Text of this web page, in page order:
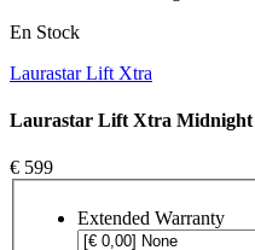
En Stock
Laurastar Lift Xtra
Laurastar Lift Xtra Midnight
€ 599
Extended Warranty